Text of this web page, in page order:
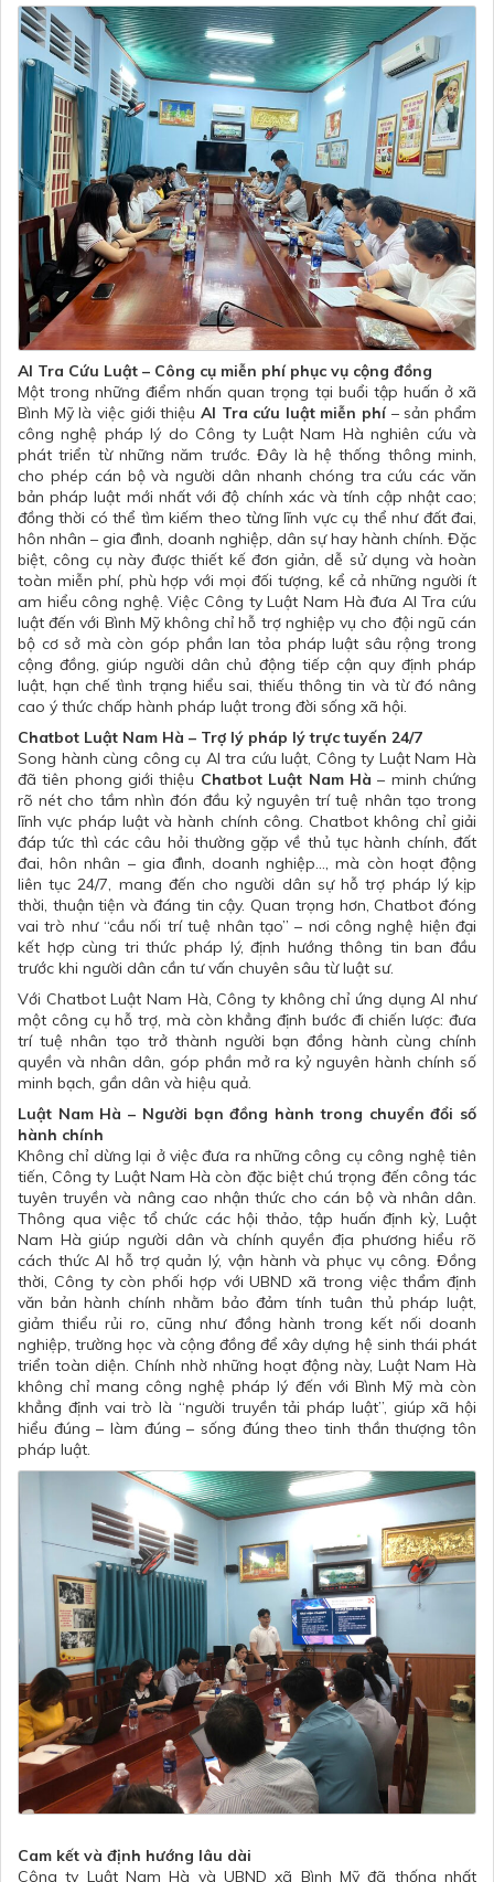
AI Tra Cứu Luật – Công cụ miễn phí phục vụ cộng đồng
Một trong những điểm nhấn quan trọng tại buổi tập huấn ở xã
Bình Mỹ là việc giới thiệu AI Tra cứu luật miễn phí– sản phẩm
công nghệ pháp lý do Công ty Luật Nam Hà nghiên cứu và
phát triển từ những năm trước. Đây là hệ thống thông minh,
cho phép cán bộ và người dân nhanh chóng tra cứu các văn
bản pháp luật mới nhất với độ chính xác và tính cập nhật cao;
đồng thời có thể tìm kiếm theo từng lĩnh vực cụ thể như đất đai,
hôn nhân – gia đình, doanh nghiệp, dân sự hay hành chính. Đặc
biệt, công cụ này được thiết kế đơn giản, dễ sử dụng và hoàn
toàn miễn phí, phù hợp với mọi đối tượng, kể cả những người ít
am hiểu công nghệ. Việc Công ty Luật Nam Hà đưa AI Tra cứu
luật đến với Bình Mỹ không chỉ hỗ trợ nghiệp vụ cho đội ngũ cán
bộ cơ sở mà còn góp phần lan tỏa pháp luật sâu rộng trong
cộng đồng, giúp người dân chủ động tiếp cận quy định pháp
luật, hạn chế tình trạng hiểu sai, thiếu thông tin và từ đó nâng
cao ý thức chấp hành pháp luật trong đời sống xã hội.
Chatbot Luật Nam Hà – Trợ lý pháp lý trực tuyến 24/7
Song hành cùng công cụ AI tra cứu luật, Công ty Luật Nam Hà
đã tiên phong giới thiệu Chatbot Luật Nam Hà – minh chứng
rõ nét cho tầm nhìn đón đầu kỷ nguyên trí tuệ nhân tạo trong
lĩnh vực pháp luật và hành chính công. Chatbot không chỉ giải
đáp tức thì các câu hỏi thường gặp về thủ tục hành chính, đất
đai, hôn nhân – gia đình, doanh nghiệp…, mà còn hoạt động
liên tục 24/7, mang đến cho người dân sự hỗ trợ pháp lý kịp
thời, thuận tiện và đáng tin cậy. Quan trọng hơn, Chatbot đóng
vai trò như “cầu nối trí tuệ nhân tạo” – nơi công nghệ hiện đại
kết hợp cùng tri thức pháp lý, định hướng thông tin ban đầu
trước khi người dân cần tư vấn chuyên sâu từ luật sư.
Với Chatbot Luật Nam Hà, Công ty không chỉ ứng dụng AI như
một công cụ hỗ trợ, mà còn khẳng định bước đi chiến lược: đưa
trí tuệ nhân tạo trở thành người bạn đồng hành cùng chính
quyền và nhân dân, góp phần mở ra kỷ nguyên hành chính số
minh bạch, gần dân và hiệu quả.
Luật Nam Hà – Người bạn đồng hành trong chuyển đổi số
hành chính
Không chỉ dừng lại ở việc đưa ra những công cụ công nghệ tiên
tiến, Công ty Luật Nam Hà còn đặc biệt chú trọng đến công tác
tuyên truyền và nâng cao nhận thức cho cán bộ và nhân dân.
Thông qua việc tổ chức các hội thảo, tập huấn định kỳ, Luật
Nam Hà giúp người dân và chính quyền địa phương hiểu rõ
cách thức AI hỗ trợ quản lý, vận hành và phục vụ công. Đồng
thời, Công ty còn phối hợp với UBND xã trong việc thẩm định
văn bản hành chính nhằm bảo đảm tính tuân thủ pháp luật,
giảm thiểu rủi ro, cũng như đồng hành trong kết nối doanh
nghiệp, trường học và cộng đồng để xây dựng hệ sinh thái phát
triển toàn diện. Chính nhờ những hoạt động này, Luật Nam Hà
không chỉ mang công nghệ pháp lý đến với Bình Mỹ mà còn
khẳng định vai trò là “người truyền tải pháp luật”, giúp xã hội
hiểu đúng – làm đúng – sống đúng theo tinh thần thượng tôn
pháp luật.
Cam kết và định hướng lâu dài
Công ty Luật Nam Hà và UBND xã Bình Mỹ đã thống nhất